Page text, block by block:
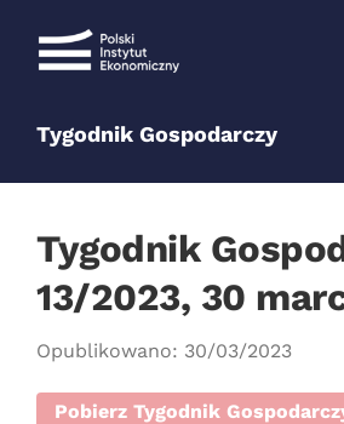
Tygodnik Gospodarczy
Tygodnik
13/2023, 30
Opublikowano: 30/03/2023
Pobierz Tygodnik